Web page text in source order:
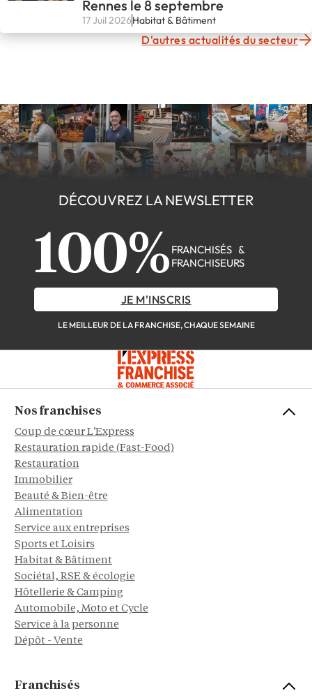
Rennes le 8 septembre
17 Juil 2026Habitat & Bâtiment
D'autres actualités du secteur
DÉCOUVREZ LA NEWSLETTER
100% FRANCHISÉS &
FRANCHISEURS
JE M'INSCRIS
LE MEILLEUR DE LA FRANCHISE, CHAQUE SEMAINE
Nos franchises
Coup de cœur L'Express
Restauration rapide (Fast-Food)
Restauration
Immobilier
Beauté & Bien-être
Alimentation
Service aux entreprises
Sports et Loisirs
Habitat & Bâtiment
Sociétal, RSE & écologie
Hôtellerie & Camping
Automobile, Moto et Cycle
Service à la personne
Dépôt - Vente
Franchisés